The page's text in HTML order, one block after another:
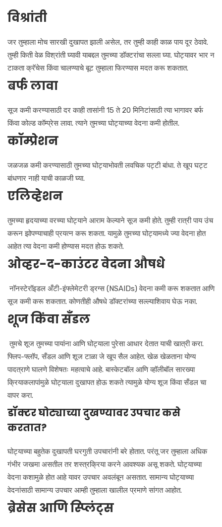
विश्रांती
जर तुम्हाला मोच सारखी दुखापत झाली असेल, तर तुम्ही काही काळ पाय दूर ठेवावे.
तुम्ही किती वेळ विश्रांती घ्यावी याबद्दल तुमच्या डॉक्टरांचा सल्ला घ्या. घोट्यावर भार न
टाकता क्रॅचेस किंवा चालण्याचे बूट तुम्हाला फिरण्यास मदत करू शकतात.
बर्फ लावा
सूज कमी करण्यासाठी दर काही तासांनी 15 ते 20 मिनिटांसाठी त्या भागावर बर्फ
किंवा कोल्ड कॉम्प्रेस लावा. त्याने तुमच्या घोट्याच्या वेदना कमी होतील.
कॉम्प्रेशन
जळजळ कमी करण्यासाठी तुमच्या घोट्याभोवती लवचिक पट्टी बांधा. ते खूप घट्ट
बांधणार नाही याची काळजी घ्या.
एलिव्हेशन
तुमच्या हृदयाच्या वरच्या घोट्याने आराम केल्याने सूज कमी होते. तुम्ही रात्री पाय उंच
करून झोपण्याचाही प्रयत्न करू शकता. यामुळे तुमच्या घोट्यामध्ये ज्या वेदना होत
आहेत त्या वेदना कमी होण्यास मदत होऊ शकते.
ओव्हर-द-काउंटर वेदना औषधे
नॉनस्टेरॉइडल अँटी-इंफ्लेमेटरी ड्रग्स (NSAIDs) वेदना कमी करू शकतात आणि
सूज कमी करू शकतात. कोणतीही औषधे डॉक्टरांच्या सल्ल्याशिवाय घेऊ नका.
शूज किंवा सँडल
तुमचे शूज तुमच्या पायांना आणि घोट्याला पुरेसा आधार देतात याची खात्री करा.
फ्लिप-फ्लॉप, सँडल आणि शूज टाळा जे खूप सैल आहेत. खेळ खेळताना योग्य
पादत्राणे घालणे विशेषतः महत्वाचे आहे. बास्केटबॉल आणि व्हॉलीबॉल सारख्या
क्रियाकलापांमुळे घोट्याला दुखापत होऊ शकते त्यामुळे योग्य शूज किंवा सँडल चा
वापर करा.
डॉक्टर घोट्याच्या दुखण्यावर उपचार कसे
करतात?
घोट्याच्या बहुतेक दुखापती घरगुती उपचारांनी बरे होतात. परंतू जर तुम्हाला अधिक
गंभीर जखमा असतील तर शस्त्रक्रिया करने आवश्यक असू शकते. घोट्याच्या
वेदना कशामुळे होत आहे यावर उपचार अवलंबून असतात. सामान्य घोट्याच्या
वेदनांसाठी सामान्य उपचार आम्ही तुम्हाला खालील प्रमाणे सांगत आहोत.
ब्रेसेस आणि स्प्लिंट्स